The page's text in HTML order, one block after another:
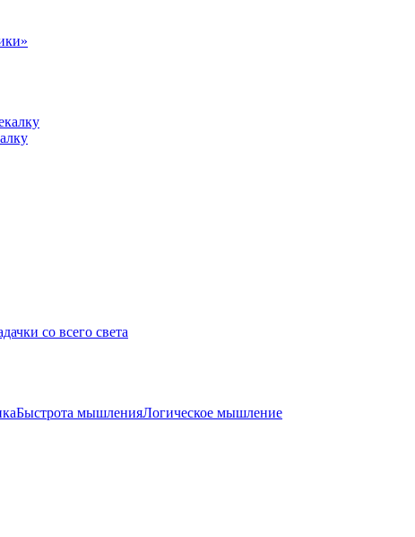
со всего света
Быстрота мышленияЛогическое мышление